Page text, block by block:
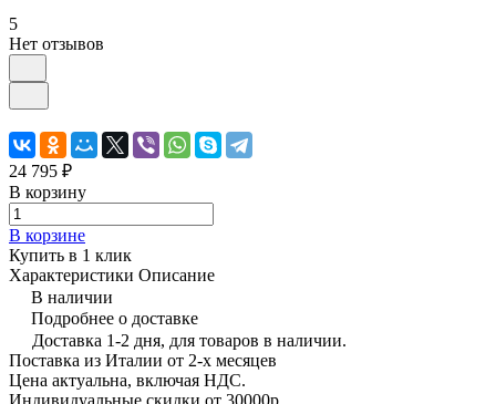
5
Нет отзывов
24 795 ₽
В корзину
В корзине
Купить в 1 клик
Характеристики Описание
В наличии
Подробнее о доставке
Доставка 1-2 дня, для товаров в наличии.
Поставка из Италии от 2-х месяцев
Цена актуальна, включая НДС.
Индивидуальные скидки от 30000р